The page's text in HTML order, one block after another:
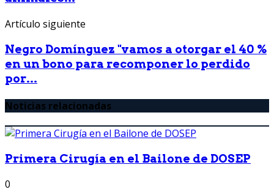
Artículo siguiente
Negro Domínguez "vamos a otorgar el 40 %
en un bono para recomponer lo perdido
por...
Noticias relacionadas
Primera Cirugía en el Bailone de DOSEP
0